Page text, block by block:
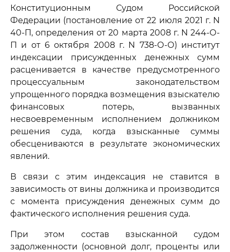
Конституционным Судом Российской
Федерации (постановление от 22 июля 2021 г. N
40-П, определения от 20 марта 2008 г. N 244-О-
П и от 6 октября 2008 г. N 738-О-О) институт
индексации присужденных денежных сумм
расценивается в качестве предусмотренного
процессуальным законодательством
упрощенного порядка возмещения взыскателю
финансовых потерь, вызванных
несвоевременным исполнением должником
решения суда, когда взысканные суммы
обесцениваются в результате экономических
явлений.
В связи с этим индексация не ставится в
зависимость от вины должника и производится
с момента присуждения денежных сумм до
фактического исполнения решения суда.
При этом состав взысканной судом
задолженности (основной долг, проценты или